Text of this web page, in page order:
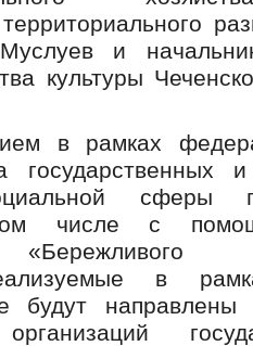
и
культуры
в рамках
государственных
сферы
числе с
в
будут направлены